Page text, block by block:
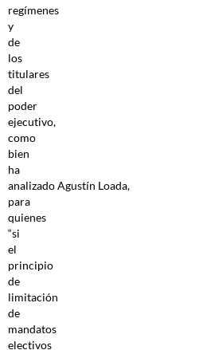
regímenes
y
de
los
titulares
del
poder
ejecutivo,
como
bien
ha
analizado Agustín Loada,
para
quienes
“si
el
principio
de
limitación
de
mandatos
electivos